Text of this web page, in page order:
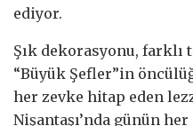
ediyor.
Şık dekorasyonu, farklı
“Büyük Şefler”in
her zevke hitap eden
Nişantaşı’nda günün